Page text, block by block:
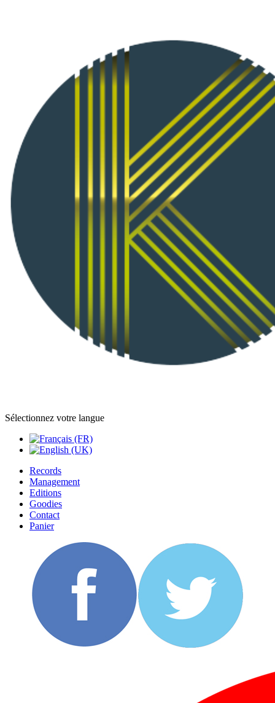
Sélectionnez votre langue
Records
Management
Editions
Goodies
Contact
Panier